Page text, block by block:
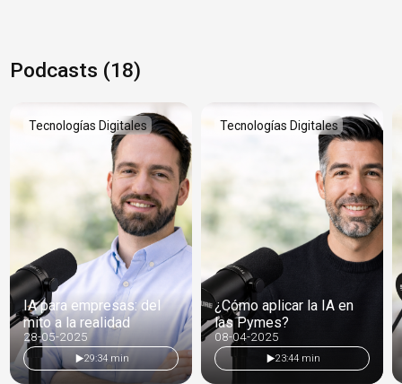
Podcasts (18)
Tecnologías Digitales
IA para empresas: del
mito a la realidad
28-05-2025
29:34 min
Tecnologías Digitales
¿Cómo aplicar la IA en
las Pymes?
08-04-2025
23:44 min